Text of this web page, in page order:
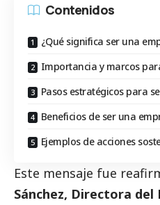
Contenidos
¿Qué significa ser una
Importancia y marcos
Pasos estratégicos para
Beneficios de ser una
Ejemplos de acciones
Este mensaje fue
Sánchez, Directora del